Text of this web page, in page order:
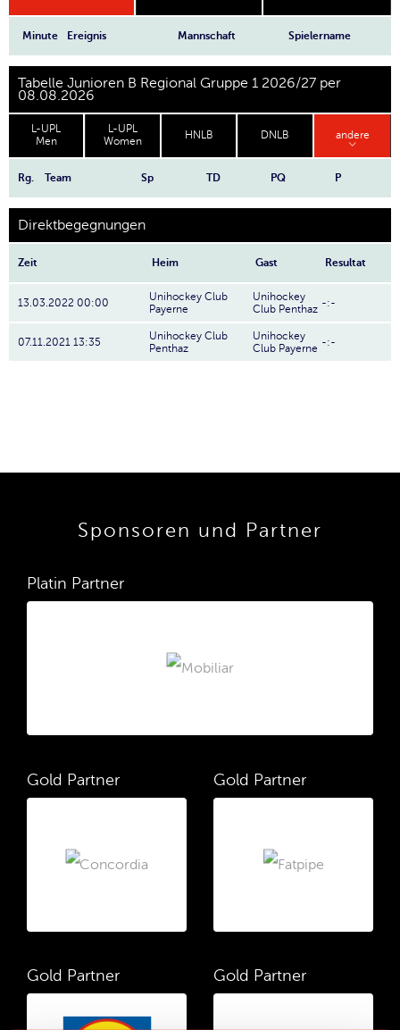
Minute Ereignis Mannschaft Spielername
Tabelle Junioren B Regional Gruppe 1 2026/27 per
08.08.2026
L-UPL
Men
L-UPL
Women
HNLB DNLB andere
Rg. Team Sp TD PQ P
Direktbegegnungen
Zeit Heim Gast Resultat
13.03.2022 00:00
Unihockey Club
Payerne
Unihockey
Club Penthaz -:-
07.11.2021 13:35
Unihockey Club
Penthaz
Unihockey
Club Payerne -:-
Sponsoren und Partner
Platin Partner
Gold Partner Gold Partner
Gold Partner Gold Partner